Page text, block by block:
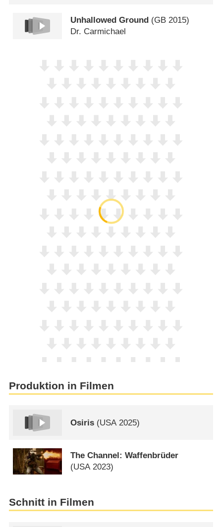
Unhallowed Ground (GB 2015)
Dr. Carmichael
Produktion in Filmen
Osiris (USA 2025)
The Channel: Waffenbrüder
(USA2023)
Schnitt in Filmen